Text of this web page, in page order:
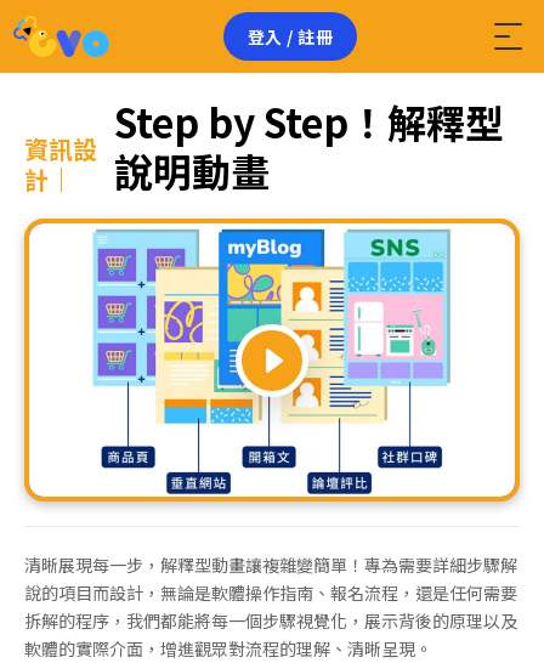
登入 / 註冊
Step by Step！解釋型
說明動畫
資訊設
計｜
清晰展現每一步，解釋型動畫讓複雜變簡單！專為需要詳細步驟解
說的項目而設計，無論是軟體操作指南、報名流程，還是任何需要
拆解的程序，我們都能將每一個步驟視覺化，展示背後的原理以及
軟體的實際介面，增進觀眾對流程的理解、清晰呈現。